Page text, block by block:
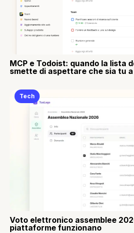
MCP e Todoist: quando la lista
smette di aspettare che sia tu
Tech
Voto elettronico assemblee
piattaforme funzionano